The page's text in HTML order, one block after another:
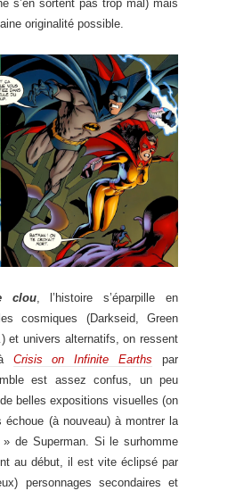
s’en sortent pas trop mal) mais
originalité possible.
clou, l’histoire s’éparpille en
cosmiques (Darkseid, Green
et univers alternatifs, on ressent
Crisis on Infinite Earths par
est assez confus, un peu
belles expositions visuelles (on
échoue (à nouveau) à montrer la
de Superman. Si le surhomme
au début, il est vite éclipsé par
personnages secondaires et